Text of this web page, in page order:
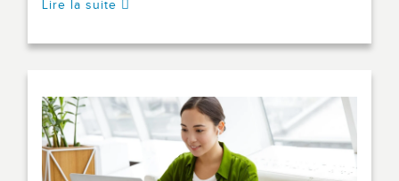
Lire la suite